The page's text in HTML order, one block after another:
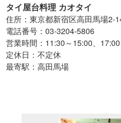
タイ屋台料理 カオタイ
住所：東京都新宿区高田馬場2-
電話番号：03-3204-5806
営業時間：11:30～15:00、17:00
定休日：不定休
最寄駅：高田馬場